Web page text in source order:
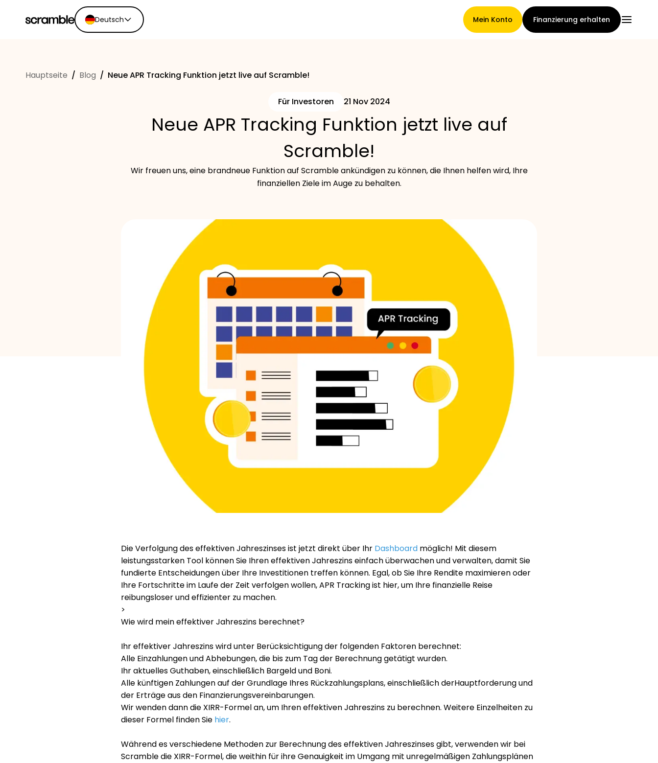
Deutsch
Español
Mein Konto Finanzierung erhalten
Konditionen der
Markenauswahl
Rechner
Rundenverlauf
Blog
Kontaktieren Sie uns
Hauptseite / Blog / Neue APR Tracking Funktion jetzt live auf Scramble!
Für Investoren 21 Nov 2024
Neue APR Tracking Funktion jetzt live auf
Scramble!
Wir freuen uns, eine brandneue Funktion auf Scramble ankündigen zu können, die Ihnen helfen wird, Ihre
finanziellen Ziele im Auge zu behalten.
Die Verfolgung des effektiven Jahreszinses ist jetzt direkt über Ihr Dashboard möglich! Mit diesem
leistungsstarken Tool können Sie Ihren effektiven Jahreszins einfach überwachen und verwalten, damit Sie
fundierte Entscheidungen über Ihre Investitionen treffen können. Egal, ob Sie Ihre Rendite maximieren oder
Ihre Fortschritte im Laufe der Zeit verfolgen wollen, APR Tracking ist hier, um Ihre finanzielle Reise
reibungsloser und effizienter zu machen.
>
Wie wird mein effektiver Jahreszins berechnet?
Ihr effektiver Jahreszins wird unter Berücksichtigung der folgenden Faktoren berechnet:
Alle Einzahlungen und Abhebungen, die bis zum Tag der Berechnung getätigt wurden.
Ihr aktuelles Guthaben, einschließlich Bargeld und Boni.
Alle künftigen Zahlungen auf der Grundlage Ihres Rückzahlungsplans, einschließlich derHauptforderung und
der Erträge aus den Finanzierungsvereinbarungen.
Wir wenden dann die XIRR-Formel an, um Ihren effektiven Jahreszins zu berechnen. Weitere Einzelheiten zu
dieser Formel finden Sie hier.
Während es verschiedene Methoden zur Berechnung des effektiven Jahreszinses gibt, verwenden wir bei
Scramble die XIRR-Formel, die weithin für ihre Genauigkeit im Umgang mit unregelmäßigen Zahlungsplänen